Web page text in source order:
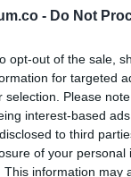
- Do Not
opt-out of the sale,
for targeted
selection. Please
interest-based
to third
of your personal
This information may
meglát
Kell valami